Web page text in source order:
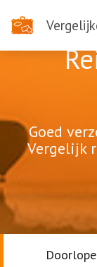
Goed
Vergelijk